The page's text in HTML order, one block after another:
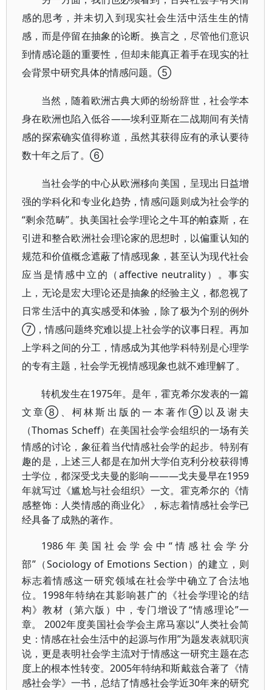
感的思考，并未切入到现实社会生活中活生生的情
感，而是停留在抽象的论断。换言之，尽管他们意识
到情感论题的重要性，但却未能真正着手在现实的社
会背景中研究具体的情感问题。⑤
当然，随着欧洲古典大师的纷纷辞世，社会学本
身在欧洲也陷入低谷——埃利亚斯在二战期间有关情
感的探索确实值得称道，虽然其获得应有的承认要待
数十年之后了。⑥
当社会学的中心从欧洲移向美国，呈现出日益增
强的学科化和专业化趋势，情感问题则成为社会学的
“剩余范畴”。执美国社会学理论之牛耳的帕森斯，在
引进和整合欧洲社会理论家的思想时，以偏重认知的
规范和价值概念遮蔽了情感现象，甚至认为现代社会
应当是情感中立的（affective neutrality）。事实
上，无论是宏大理论还是抽象的经验主义，都忽视了
日常生活中的真实感受和体验，除了极为个别的例外
⑦，情感问题终究难以提上社会学的议事日程。再加
上学科之间的分工，情感成为其他学科特别是心理学
的专有主题，社会学无视情感现象也就不难理解了。
转机发生在1975年。是年，霍克希尔发表的一篇
文章⑧、柯林斯出版的一本著作⑨以及谢夫
（Thomas Scheff）在美国社会学会组织的一场有关
情感的讨论，象征着当代情感社会学的起步。特别有
趣的是，上述三人都是在加州大学伯克利分校获得博
士学位，都深受戈夫曼的影响———戈夫曼早在1959
年就写过《尴尬与社会组织》一文。霍克希尔的《情
感整饰：人类情感的商业化》，标志着情感社会学已
经具备了成熟的著作。
1986年美国社会学会中“情感社会学分
部”（Sociology of Emotions Section）的建立，则
标志着情感这一研究领域在社会学中确立了合法地
位。1998年特纳在其影响甚广的《社会学理论的结
构》教材（第六版）中，专门增设了“情感理论”一
章。 2002年度美国社会学会主席马塞以“人类社会简
史：情感在社会生活中的起源与作用”为题发表就职演
说，更是表明社会学主流对于情感这一研究主题在态
度上的根本性转变。2005年特纳和斯戴兹合著了《情
感社会学》一书，总结了情感社会学近30年来的研究